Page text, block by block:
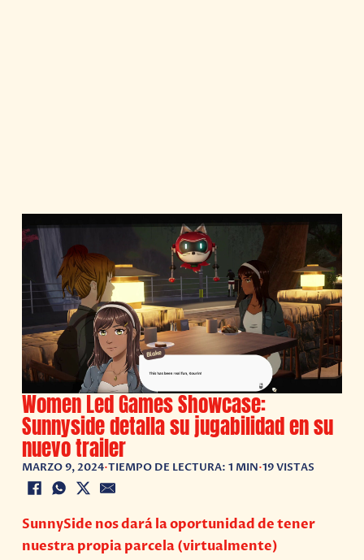
Women Led Games Showcase:
Sunnyside detalla su jugabilidad en su
nuevo trailer
MARZO 9, 2024•TIEMPO DE LECTURA: 1 MIN•19 VISTAS
SunnySide nos dará la oportunidad de tener
nuestra propia parcela (virtualmente)